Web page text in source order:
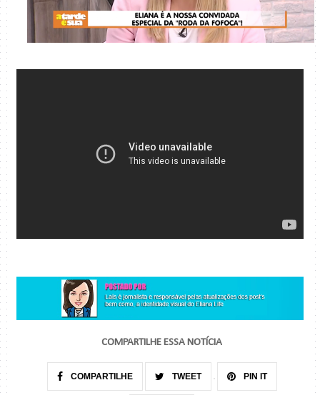
COMPARTILHE ESSA NOTÍCIA
COMPARTILHE TWEET PIN IT